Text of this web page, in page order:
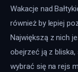
Więcej
Wakacje nad
również by lepiej
Największą z nich
obejrzeć ją z
wybrać się na rejs